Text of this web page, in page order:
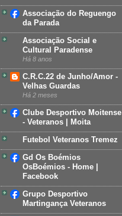
Associação do Reguengo
da Parada
Associação Social e
Cultural Paradense
Há 8 anos
C.R.C.22 de Junho/Amor -
Velhas Guardas
Há 2 meses
Clube Desportivo Moitense
- Veteranos | Moita
Futebol Veteranos Tremez
Gd Os Boémios
OsBoémios - Home |
Facebook
Grupo Desportivo
Martingança Veteranos